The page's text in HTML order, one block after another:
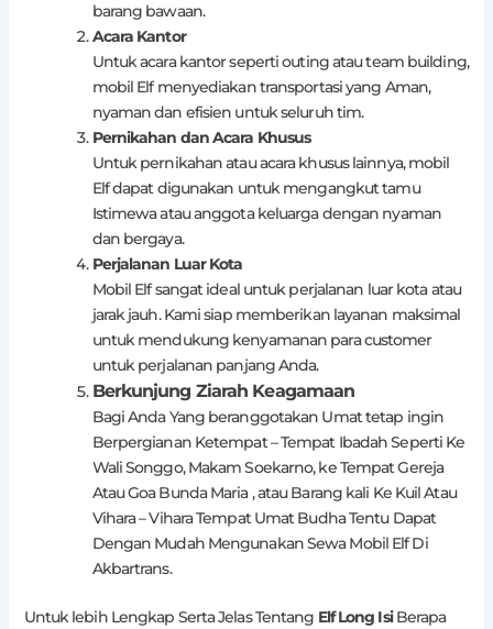
barang bawaan.
Acara Kantor
Untuk acara kantor seperti outing atau team building,
mobil Elf menyediakan transportasi yang Aman,
nyaman dan efisien untuk seluruh tim.
Pernikahan dan Acara Khusus
Untuk pernikahan atau acara khusus lainnya, mobil
Elf dapat digunakan untuk mengangkut tamu
Istimewa atau anggota keluarga dengan nyaman
dan bergaya.
Perjalanan Luar Kota
Mobil Elf sangat ideal untuk perjalanan luar kota atau
jarak jauh. Kami siap memberikan layanan maksimal
untuk mendukung kenyamanan para customer
untuk perjalanan panjang Anda.
Berkunjung Ziarah Keagamaan
Bagi Anda Yang beranggotakan Umat tetap ingin
Berpergianan Ketempat – Tempat Ibadah Seperti Ke
Wali Songgo, Makam Soekarno, ke Tempat Gereja
Atau Goa Bunda Maria , atau Barang kali Ke Kuil Atau
Vihara – Vihara Tempat Umat Budha Tentu Dapat
Dengan Mudah Mengunakan Sewa Mobil Elf Di
Akbartrans.
Untuk lebih Lengkap Serta Jelas Tentang Elf Long IsiBerapa